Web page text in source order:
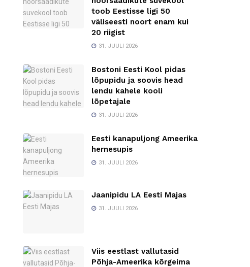
toob Eestisse ligi 50
väliseesti noort enam kui
20 riigist
31. JUULI 2026
Bostoni Eesti Kool pidas
lõpupidu ja soovis head
lendu kahele kooli
lõpetajale
31. JUULI 2026
Eesti kanapuljong Ameerika
hernesupis
31. JUULI 2026
Jaanipidu LA Eesti Majas
31. JUULI 2026
Viis eestlast vallutasid
Põhja-Ameerika kõrgeima